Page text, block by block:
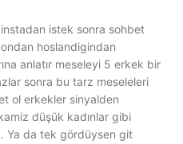
istek sonra sohbet
hoslandigindan
anlatır meseleyi 5 erkek bir
sonra bu tarz meseleleri
ol erkekler sinyalden
düşük kadınlar gibi
Ya da tek gördüysen git